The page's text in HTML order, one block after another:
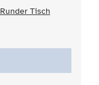
Runder Tisch